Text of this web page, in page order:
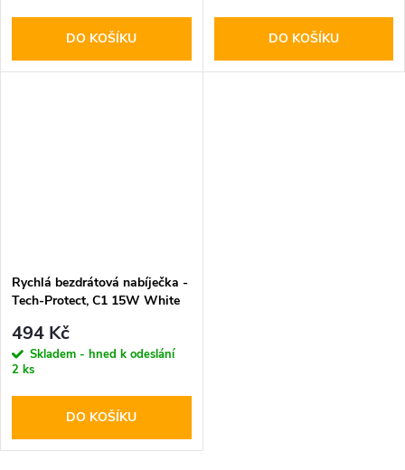
DO KOŠÍKU DO KOŠÍKU
Rychlá bezdrátová nabíječka -
Tech-Protect, C1 15W White
494 Kč
Skladem - hned k odeslání
2 ks
DO KOŠÍKU